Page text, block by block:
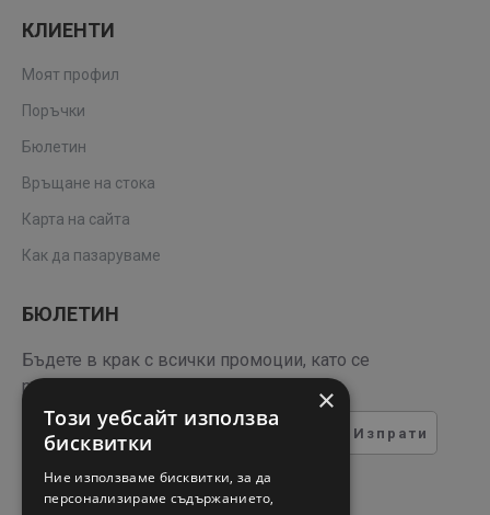
КЛИЕНТИ
Моят профил
Поръчки
Бюлетин
Връщане на стока
Карта на сайта
Как да пазаруваме
БЮЛЕТИН
Бъдете в крак с всички промоции, като се
регистрирате за нашия бюлетин
Изпрати
ТЕСТ ЗА СИГУРНОСТ
×
Този уебсайт използва
бисквитки
Ние използваме бисквитки, за да
персонализираме съдържанието,